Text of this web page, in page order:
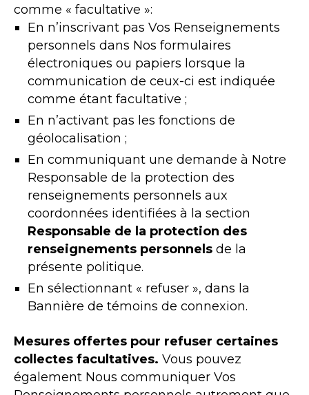
comme « facultative »:
En n’inscrivant pas Vos Renseignements
personnels dans Nos formulaires
électroniques ou papiers lorsque la
communication de ceux-ci est indiquée
comme étant facultative ;
En n’activant pas les fonctions de
géolocalisation ;
En communiquant une demande à Notre
Responsable de la protection des
renseignements personnels aux
coordonnées identifiées à la section
Responsable de la protection des
renseignements personnels de la
présente politique.
En sélectionnant « refuser », dans la
Bannière de témoins de connexion.
Mesures offertes pour refuser certaines
collectes facultatives. Vous pouvez
également Nous communiquer Vos